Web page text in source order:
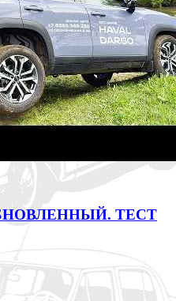
ТЕСТ